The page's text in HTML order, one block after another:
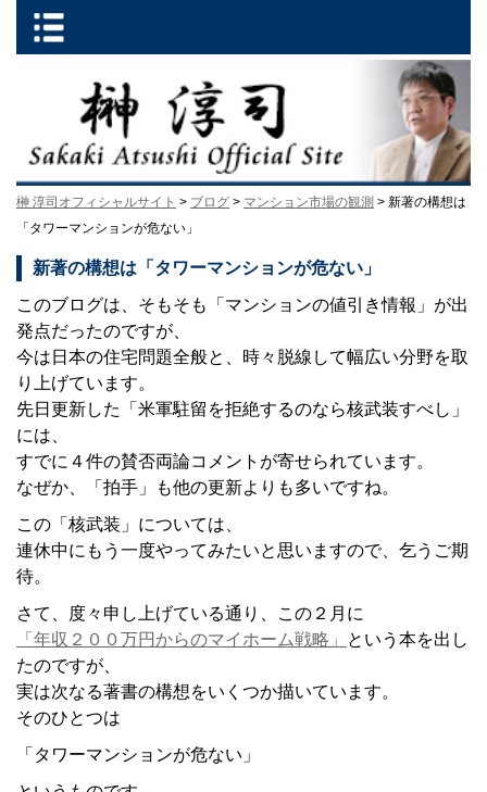
榊 淳司オフィシャルサイト > ブログ > マンション市場の観測 > 新著の構想は
「タワーマンションが危ない」
新著の構想は「タワーマンションが危ない」
このブログは、そもそも「マンションの値引き情報」が出
発点だったのですが、
今は日本の住宅問題全般と、時々脱線して幅広い分野を取
り上げています。
先日更新した「米軍駐留を拒絶するのなら核武装すべし」
には、
すでに４件の賛否両論コメントが寄せられています。
なぜか、「拍手」も他の更新よりも多いですね。
この「核武装」については、
連休中にもう一度やってみたいと思いますので、乞うご期
待。
さて、度々申し上げている通り、この２月に
「年収２００万円からのマイホーム戦略」
という本を出し
たのですが、
実は次なる著書の構想をいくつか描いています。
そのひとつは
「タワーマンションが危ない」